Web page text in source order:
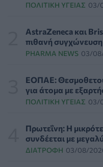
διακομιδών στη Στερεά
ασθενοφόρα»
ΠΟΛΙΤΙΚΉ ΥΓΕΊΑΣ 05/08/
Οι πέντε λόγοι για
καθοδηγείται από
HEALTH TALK 05/08/2026 -
Ψυχοκοινωνική
Δυτικής Αττικής από
ΕΠΙΚΑΙΡΌΤΗΤΑ 05/08/2026
ΠΟΛΙΤΙΚΉ ΥΓΕΊΑΣ 03/
AstraZeneca και
πιθανή
PHARMA NEWS 03/
ΕΟΠΑΕ:
για άτομα με
ΠΟΛΙΤΙΚΉ ΥΓΕΊΑΣ 03/
Πρωτεΐνη: Η
συνδέεται με
ΔΙΑΤΡΟΦΉ 03/08/